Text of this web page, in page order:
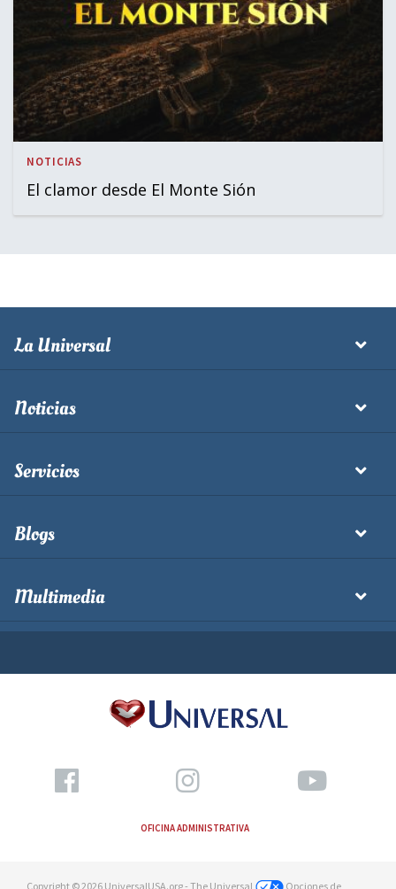
NOTICIAS
El clamor desde El Monte Sión
La Universal
Noticias
Servicios
Blogs
Multimedia
OFICINA ADMINISTRATIVA
Copyright © 2026 UniversalUSA.org - The Universal Opciones de